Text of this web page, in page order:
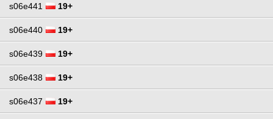
s06e441 19+
s06e440 19+
s06e439 19+
s06e438 19+
s06e437 19+